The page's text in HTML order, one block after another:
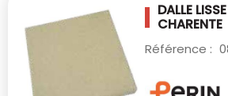
DALLE
CHARENTE
Référence :